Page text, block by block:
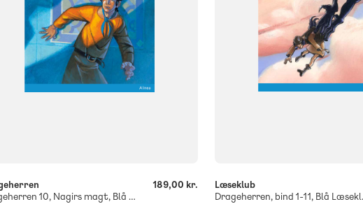
Drageherren 10, Nagirs magt, Blå Læseklub
189,00 kr.
Læseklub